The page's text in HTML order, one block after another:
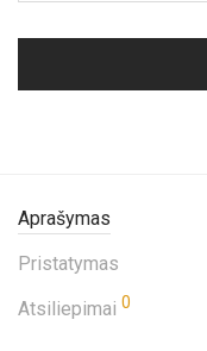
Aprašymas
Pristatymas
Atsiliepimai 0